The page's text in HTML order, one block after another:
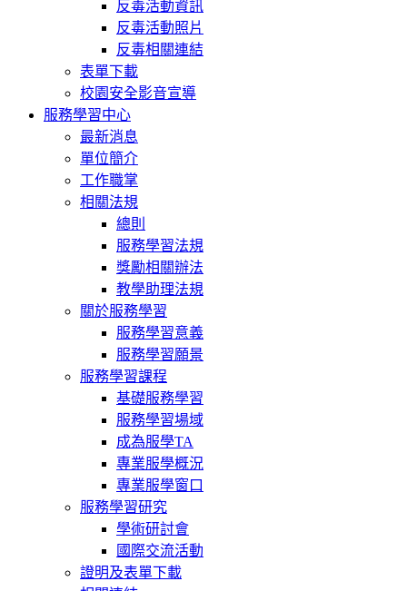
反毒活動資訊
反毒活動照片
反毒相關連結
表單下載
校園安全影音宣導
服務學習中心
最新消息
單位簡介
工作職掌
相關法規
總則
服務學習法規
獎勵相關辦法
教學助理法規
關於服務學習
服務學習意義
服務學習願景
服務學習課程
基礎服務學習
服務學習場域
成為服學TA
專業服學概況
專業服學窗口
服務學習研究
學術研討會
國際交流活動
證明及表單下載